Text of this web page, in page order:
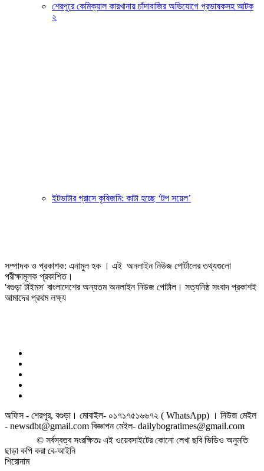
শেরপুরে কেমিক্যাল কারখানায় চাঁদাবাজির অভিযোগে প্রভাষকসহ আটক
২
ইটভাটার গ্রাসে কৃষিজমি: কাটা হচ্ছে ‘টপ সয়েল’
সম্পাদক ও প্রকাশক: এনামুল হক । এই অনলাইন নিউজ পোর্টালের তথ্যগুলো
পরীক্ষামূলক প্রকাশিত।
'বগুড়া টাইমস' বাংলাদেশের অন্যতম অনলাইন নিউজ পোর্টাল। সত্যনিষ্ঠ সংবাদ প্রকাশই
আমাদের প্রথম লক্ষ্য
অফিস - শেরপুর, বগুড়া। মোবাইল- ০১৭১৭৫১৬৬৭২ ( WhatsApp) । নিউজ মেইল
- newsdbt@gmail.com বিজ্ঞাপন মেইল- dailybogratimes@gmail.com
© সর্বস্বত্ব সংরক্ষিতঃ এই ওয়েবসাইটের কোনো লেখা ছবি ভিডিও অনুমতি
ছাড়া কপি করা বে-আইনি
শিরোনাম